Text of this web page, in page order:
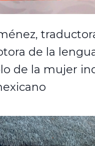
de la
de la mujer